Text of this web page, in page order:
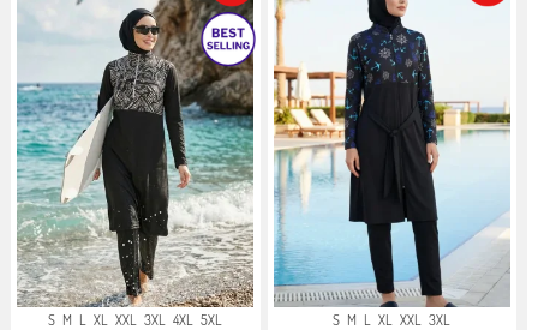
S M L XL XXL 3XL 4XL 5XL S M L XL XXL 3XL